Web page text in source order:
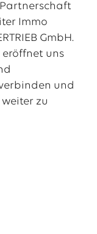
Immo
GmbH.
eröffnet uns
und
zu